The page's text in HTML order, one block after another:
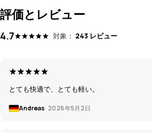
評価とレビュー
4.7 対象： 243 レビュー
とても快適で、とても軽い。
Andreas 2026年5月2日